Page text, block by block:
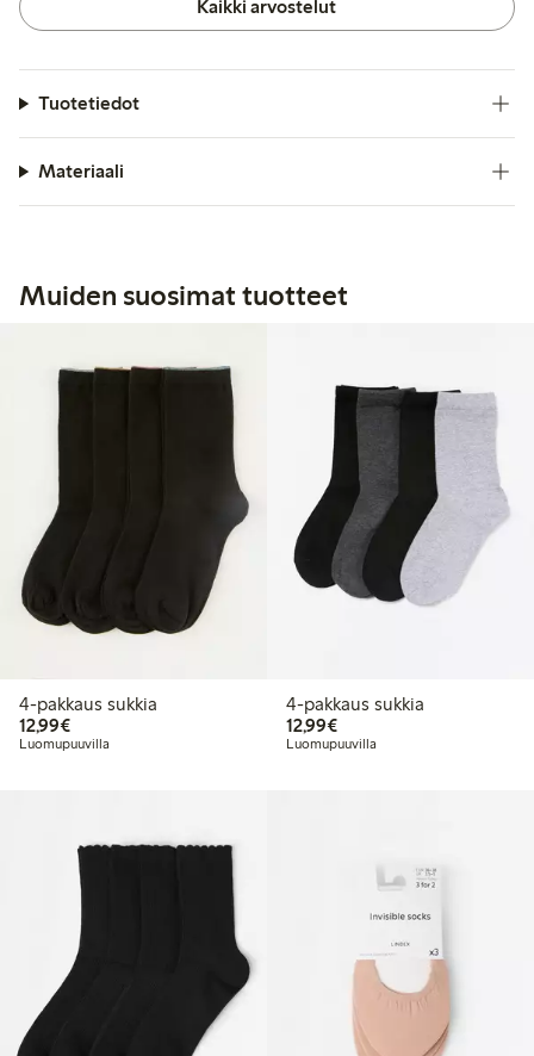
Kaikki arvostelut
Tuotetiedot
Materiaali
Muiden suosimat tuotteet
4-pakkaus sukkia
12,99€12,99 €
Luomupuuvilla
4-pakkaus sukkia
12,99€12,99 €
Luomupuuvilla